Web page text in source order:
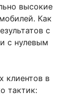
высокие
Как
с
с нулевым
клиентов в
тактик: